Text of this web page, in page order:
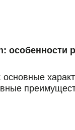
особенности